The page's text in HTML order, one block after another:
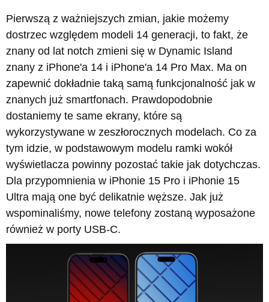
Pierwszą z ważniejszych zmian, jakie możemy
dostrzec względem modeli 14 generacji, to fakt, że
znany od lat notch zmieni się w Dynamic Island
znany z iPhone'a 14 i iPhone'a 14 Pro Max. Ma on
zapewnić dokładnie taką samą funkcjonalność jak w
znanych już smartfonach. Prawdopodobnie
dostaniemy te same ekrany, które są
wykorzystywane w zeszłorocznych modelach. Co za
tym idzie, w podstawowym modelu ramki wokół
wyświetlacza powinny pozostać takie jak dotychczas.
Dla przypomnienia w iPhonie 15 Pro i iPhonie 15
Ultra mają one być delikatnie węższe. Jak już
wspominaliśmy, nowe telefony zostaną wyposażone
również w porty USB-C.